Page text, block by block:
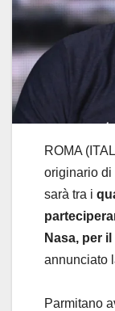
ROMA
originario di
sarà tra i
Nasa, per
annunciato
Parmitano